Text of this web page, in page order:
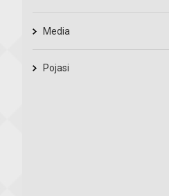
Media
Pojasi